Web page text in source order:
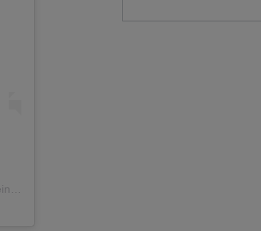
Η δημοσίευση κοινοποιήθηκε από το χρήστη Maddie McCann (@iammadeleinemcann)